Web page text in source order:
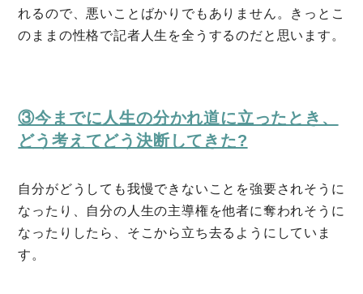
れるので、悪いことばかりでもありません。きっとこ
のままの性格で記者人生を全うするのだと思います。
③今までに人生の分かれ道に立ったとき、
どう考えてどう決断してきた?
自分がどうしても我慢できないことを強要されそうに
なったり、自分の人生の主導権を他者に奪われそうに
なったりしたら、そこから立ち去るようにしていま
す。